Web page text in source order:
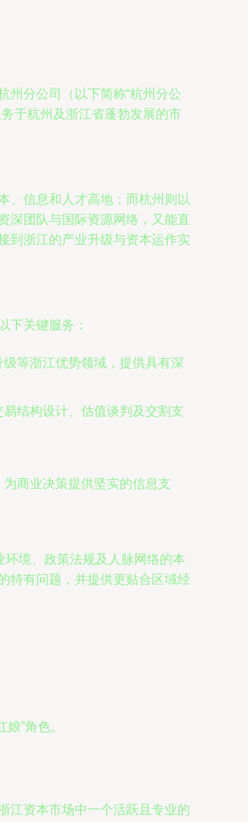
州分公司（以下简称“杭州分公
于杭州及浙江省蓬勃发展的市
、信息和人才高地；而杭州则以
深团队与国际资源网络，又能直
到浙江的产业升级与资本运作实
下关键服务：
等浙江优势领域，提供具有深
结构设计、估值谈判及交割支
商业决策提供坚实的信息支
境、政策法规及人脉网络的本
特有问题，并提供更贴合区域经
”角色。
江资本市场中一个活跃且专业的